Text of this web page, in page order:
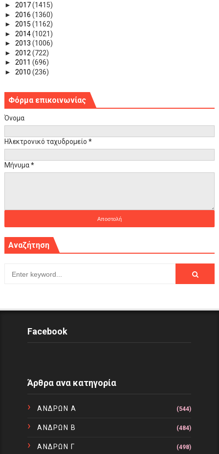
► 2017(1415)
► 2016 (1360)
► 2015 (1162)
► 2014(1021)
► 2013 (1006)
► 2012 (722)
► 2011 (696)
► 2010 (236)
Φόρμα επικοινωνίας
Όνομα
Ηλεκτρονικό ταχυδρομείο *
Μήνυμα*
Αναζήτηση
Facebook
Άρθρα ανα κατηγορία
ΑΝΔΡΩΝ Α (544)
ΑΝΔΡΩΝ Β (484)
ΑΝΔΡΩΝ Γ (498)